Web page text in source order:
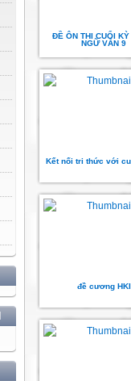
ĐỀ ÔN THI CUỐI KỲ
NGỮ VĂN 9
Kết nối tri thức với
đề cương HKI